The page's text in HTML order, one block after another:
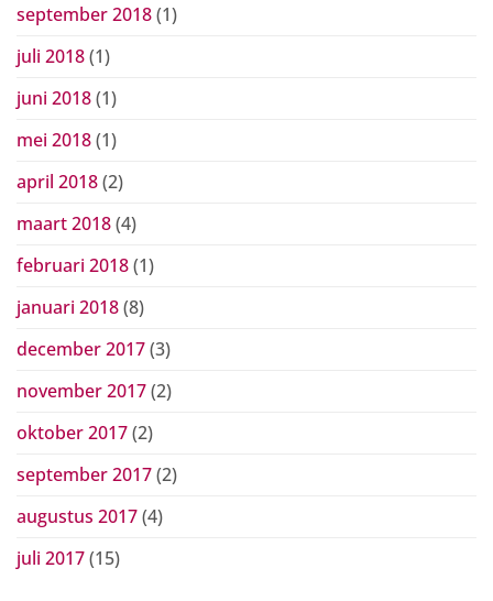
september 2018(1)
juli 2018(1)
juni 2018(1)
mei 2018(1)
april 2018(2)
maart 2018(4)
februari 2018(1)
januari 2018(8)
december 2017(3)
november 2017(2)
oktober 2017(2)
september 2017(2)
augustus 2017(4)
juli 2017(15)